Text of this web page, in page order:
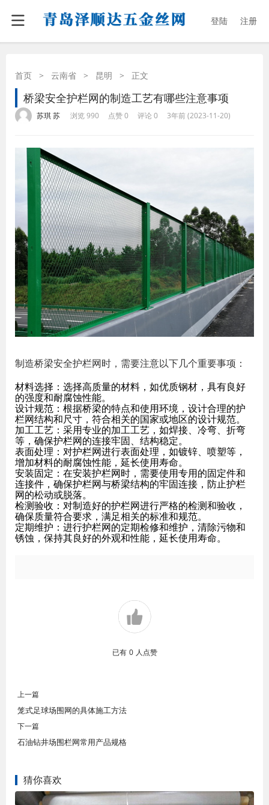
登陆 注册
首页 > 云南省 > 昆明 > 正文
桥梁安全护栏网的制造工艺有哪些注意事项
苏琪 苏 浏览 990 点赞 0 评论 0 3年前 (2023-11-20)
制造桥梁安全护栏网时，需要注意以下几个重要事项：
材料选择：选择高质量的材料，如优质钢材，具有良好
的强度和耐腐蚀性能。
设计规范：根据桥梁的特点和使用环境，设计合理的护
栏网结构和尺寸，符合相关的国家或地区的设计规范。
加工工艺：采用专业的加工工艺，如焊接、冷弯、折弯
等，确保护栏网的连接牢固、结构稳定。
表面处理：对护栏网进行表面处理，如镀锌、喷塑等，
增加材料的耐腐蚀性能，延长使用寿命。
安装固定：在安装护栏网时，需要使用专用的固定件和
连接件，确保护栏网与桥梁结构的牢固连接，防止护栏
网的松动或脱落。
检测验收：对制造好的护栏网进行严格的检测和验收，
确保质量符合要求，满足相关的标准和规范。
定期维护：进行护栏网的定期检修和维护，清除污物和
锈蚀，保持其良好的外观和性能，延长使用寿命。
已有 0 人点赞
上一篇
笼式足球场围网的具体施工方法
下一篇
石油钻井场围栏网常用产品规格
猜你喜欢